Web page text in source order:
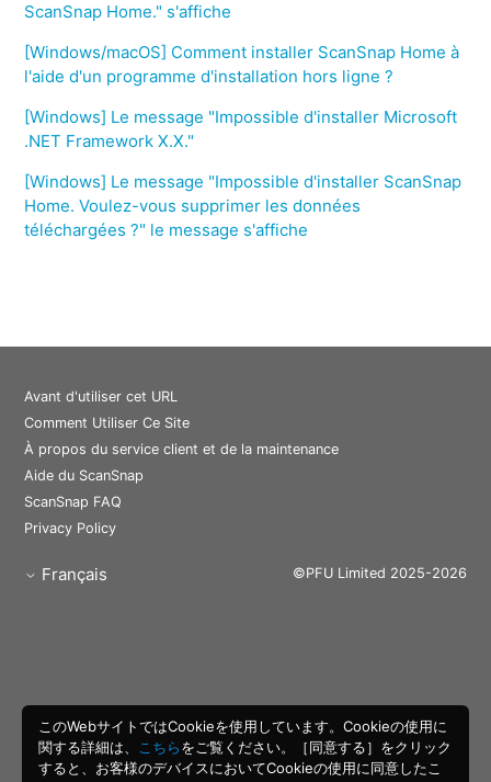
ScanSnap Home." s'affiche
[Windows/macOS] Comment installer ScanSnap Home à
l'aide d'un programme d'installation hors ligne ?
[Windows] Le message "Impossible d'installer Microsoft
.NET Framework X.X."
[Windows] Le message "Impossible d'installer ScanSnap
Home. Voulez-vous supprimer les données
téléchargées ?" le message s'affiche
Avant d'utiliser cet URL
Comment Utiliser Ce Site
À propos du service client et de la maintenance
Aide du ScanSnap
ScanSnap FAQ
Privacy Policy
Français ©PFU Limited 2025-2026
このWebサイトではCookieを使用しています。Cookieの使用に
関する詳細は、
こちらをご覧ください。［同意する］をクリック
すると、お客様のデバイスにおいてCookieの使用に同意したこ